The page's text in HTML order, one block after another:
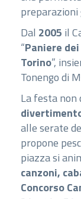
preparazioni
Dal 2005 il
“Paniere
Torino”,
Tonengo di
La festa non
alle serate
propone
piazza si
canzoni,
Concorso